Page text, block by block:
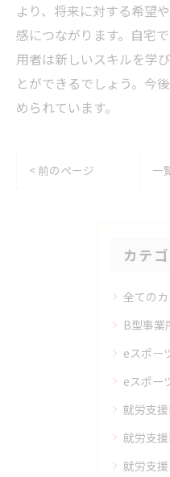
より、将来に対する希望
感につながります。自宅
用者は新しいスキルを学
とができるでしょう。今
められています。
< 前のページ 一
カテ
全ての
B型事業
eスポ
eスポ
就労支
就労支
就労支